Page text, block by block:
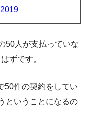
50人が支払っていな
ずです。
50件の契約をしてい
ということになるの